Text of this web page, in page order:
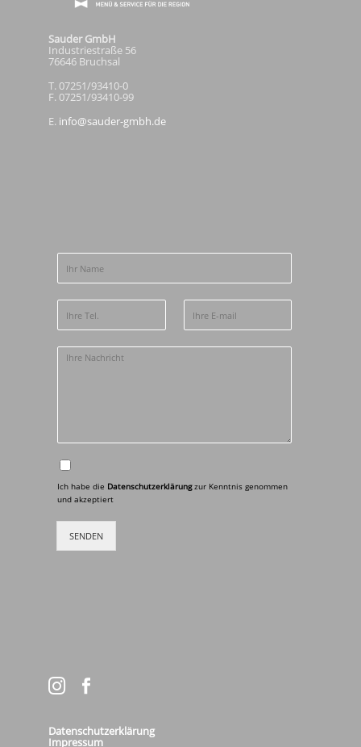
Sauder GmbH
Industriestraße 56
76646 Bruchsal
T. 07251/93410-0
F. 07251/93410-99
E. info@sauder-gmbh.de
Ich habe die Datenschutzerklärungzur Kenntnis genommen
und akzeptiert
SENDEN
Datenschutzerklärung
Impressum